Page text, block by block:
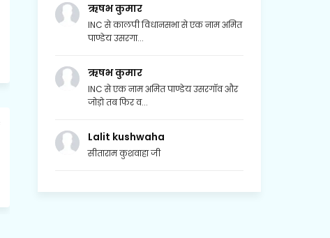
ऋषभ कुमार
INC से कालपी विधानसभा से एक नाम अमित
पाण्डेय उसरगा...
ऋषभ कुमार
INC से एक नाम अमित पाण्डेय उसरगॉव और
जोड़ो तब फिर व...
Lalit kushwaha
सीताराम कुशवाहा जी